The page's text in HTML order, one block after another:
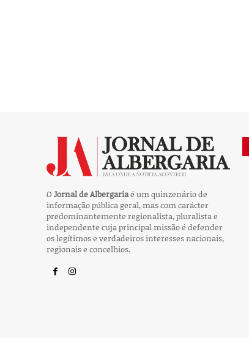
O Jornal de Albergariaé um quinzenário de
informação pública geral, mas com carácter
predominantemente regionalista, pluralista e
independente cuja principal missão é defender
os legítimos e verdadeiros interesses nacionais,
regionais e concelhios.